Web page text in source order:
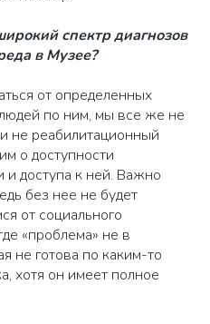
спектр диагнозов
в Музее?
от определенных
по ним, мы все же не
не реабилитационный
о доступности
и доступа к ней. Важно
без нее не будет
от социального
«проблема» не в
не готова по каким-то
хотя он имеет полное